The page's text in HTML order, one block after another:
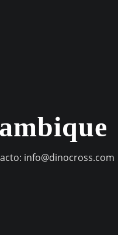
info@dinocross.com